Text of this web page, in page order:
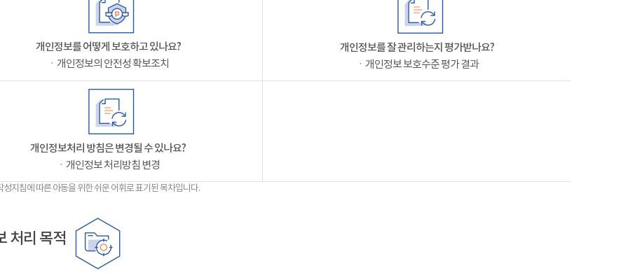
개인정보를 어떻게 보호하고 있나요?
ㆍ개인정보의 안전성 확보조치
개인정보를 잘 관리하는지 평가받나요?
ㆍ개인정보 보호수준 평가 결과
개인정보처리 방침은 변경될 수 있나요?
ㆍ개인정보 처리방침 변경
지침에 따른 아동을 위한 쉬운 어휘로 표기된 목차입니다.
처리 목적